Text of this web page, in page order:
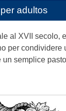
adultos
al XVII
per
semplice